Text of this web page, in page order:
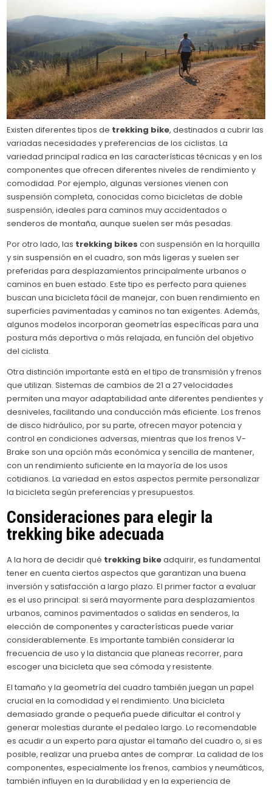
Existen diferentes tipos de trekking bike, destinados a cubrir las
variadas necesidades y preferencias de los ciclistas. La
variedad principal radica en las características técnicas y en los
componentes que ofrecen diferentes niveles de rendimiento y
comodidad. Por ejemplo, algunas versiones vienen con
suspensión completa, conocidas como bicicletas de doble
suspensión, ideales para caminos muy accidentados o
senderos de montaña, aunque suelen ser más pesadas.
Por otro lado, las trekking bikes con suspensión en la horquilla
y sin suspensión en el cuadro, son más ligeras y suelen ser
preferidas para desplazamientos principalmente urbanos o
caminos en buen estado. Este tipo es perfecto para quienes
buscan una bicicleta fácil de manejar, con buen rendimiento en
superficies pavimentadas y caminos no tan exigentes. Además,
algunos modelos incorporan geometrías específicas para una
postura más deportiva o más relajada, en función del objetivo
del ciclista.
Otra distinción importante está en el tipo de transmisión y frenos
que utilizan. Sistemas de cambios de 21 a 27 velocidades
permiten una mayor adaptabilidad ante diferentes pendientes y
desniveles, facilitando una conducción más eficiente. Los frenos
de disco hidráulico, por su parte, ofrecen mayor potencia y
control en condiciones adversas, mientras que los frenos V-
Brake son una opción más económica y sencilla de mantener,
con un rendimiento suficiente en la mayoría de los usos
cotidianos. La variedad en estos aspectos permite personalizar
la bicicleta según preferencias y presupuestos.
Consideraciones para elegir la
trekking bike adecuada
A la hora de decidir qué trekking bikeadquirir, es fundamental
tener en cuenta ciertos aspectos que garantizan una buena
inversión y satisfacción a largo plazo. El primer factor a evaluar
es el uso principal: si será mayormente para desplazamientos
urbanos, caminos pavimentados o salidas en senderos, la
elección de componentes y características puede variar
considerablemente. Es importante también considerar la
frecuencia de uso y la distancia que planeas recorrer, para
escoger una bicicleta que sea cómoda y resistente.
El tamaño y la geometría del cuadro también juegan un papel
crucial en la comodidad y el rendimiento. Una bicicleta
demasiado grande o pequeña puede dificultar el control y
generar molestias durante el pedaleo largo. Lo recomendable
es acudir a un experto para ajustar el tamaño del cuadro o, si es
posible, realizar una prueba antes de comprar. La calidad de los
componentes, especialmente los frenos, cambios y neumáticos,
también influyen en la durabilidad y en la experiencia de